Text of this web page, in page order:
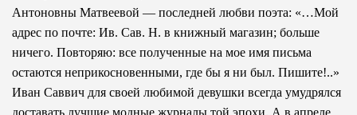
Антоновны Матвеевой — последней любви поэта: «…Мой
адрес по почте: Ив. Сав. Н. в книжный магазин; больше
ничего. Повторяю: все полученные на мое имя письма
остаются неприкосновенными, где бы я ни был. Пишите!..»
Иван Саввич для своей любимой девушки всегда умудрялся
доставать лучшие модные журналы той эпохи. А в апреле